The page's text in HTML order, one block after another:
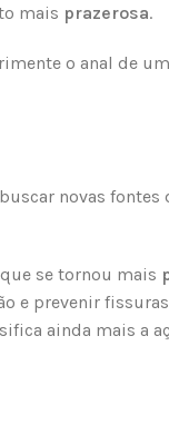
mais prazerosa.
o anal de
novas
se tornou mais
e prevenir
ainda mais a